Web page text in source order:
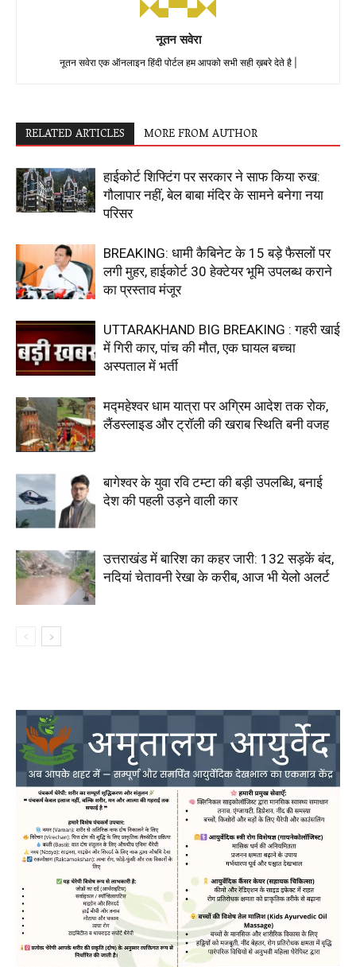
नूतन सवेरा
नूतन सवेरा एक ऑनलाइन हिंदी पोर्टल हम आपको सभी सही ख़बरे देते है |
RELATED ARTICLES MORE FROM AUTHOR
हाईकोर्ट शिफ्टिंग पर सरकार ने साफ किया रुख:
गौलापार नहीं, बेल बाबा मंदिर के सामने बनेगा नया
परिसर
BREAKING: धामी कैबिनेट के 15 बड़े फैसलों पर
लगी मुहर, हाईकोर्ट 30 हेक्टेयर भूमि उपलब्ध कराने
का प्रस्ताव मंजूर
UTTARAKHAND BIG BREAKING : गहरी खाई
में गिरी कार, पांच की मौत, एक घायल बच्चा
अस्पताल में भर्ती
मद्महेश्वर धाम यात्रा पर अग्रिम आदेश तक रोक,
लैंडस्लाइड और ट्रॉली की खराब स्थिति बनी वजह
बागेश्वर के युवा रवि टम्टा की बड़ी उपलब्धि, बनाई
देश की पहली उड़ने वाली कार
उत्तराखंड में बारिश का कहर जारी: 132 सड़कें बंद,
नदियां चेतावनी रेखा के करीब, आज भी येलो अलर्ट